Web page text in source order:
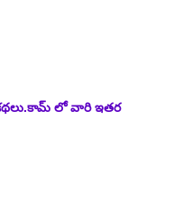
లో వారి ఇతర